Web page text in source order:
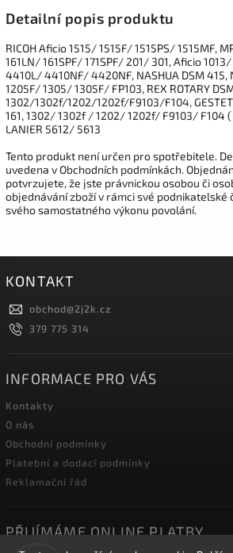
Detailní popis produktu
RICOH Aficio 1515/ 1515F/ 1515PS/ 1515MF,
161LN/ 161SPF/ 171SPF/ 201/ 301, Aficio
4410L/ 4410NF/ 4420NF, NASHUA DSM 415,
1205F/ 1305/ 1305F/ FP103, REX ROTARY
1302/1302f/1202/1202f/F9103/F104,
161, 1302/ 1302f / 1202/ 1202f/ F9103/ F104 (
LANIER 5612/ 5613
Tento produkt není určen pro spotřebitele.
uvedena v Obchodních podmínkách.
potvrzujete, že jste právnickou osobou či
objednávání zboží v rámci své podnikatelské
svého samostatného výkonu povolání.
KONTAKT
obchod@2j2k.cz
379 775 314
INFORMACE PRO VÁS
Kontakty
O nás
Obchodní podmínky
Platební a dodací podmínky
Reklamační řád
PŘIJÍMÁME ONLINE PLATBY